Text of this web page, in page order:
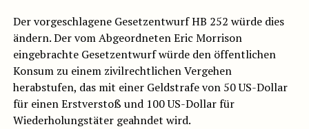
Der vorgeschlagene Gesetzentwurf HB 252 würde dies
ändern. Der vom Abgeordneten Eric Morrison
eingebrachte Gesetzentwurf würde den öffentlichen
Konsum zu einem zivilrechtlichen Vergehen
herabstufen, das mit einer Geldstrafe von 50 US-Dollar
für einen Erstverstoß und 100 US-Dollar für
Wiederholungstäter geahndet wird.